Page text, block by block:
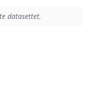
datasettet.